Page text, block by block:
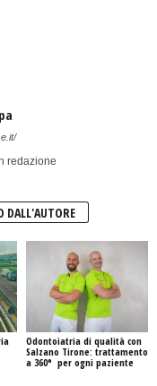
redazione
DALL'AUTORE
Odontoiatria di qualità con
Salzano Tirone: trattamento
a 360° per ogni paziente